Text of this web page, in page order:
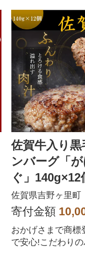
佐賀牛入り黒
ンバーグ「
ぐ」140g×12
佐賀県吉野ヶ里町
寄付金額
おかげさまで商標
で安心!こだわり